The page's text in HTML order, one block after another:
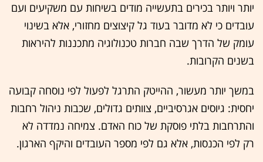
יותר ויותר בכירים בתעשייה מודים בשיחות עם משקיעים ועם
עובדים כי לא מדובר בעוד גל קיצוצים מחזורי, אלא בשינוי
עומק של הדרך שבה חברות טכנולוגיה מתכננות להיראות
בשנים הקרובות.
במשך יותר מעשור, ההייטק התרגל לפעול לפי נוסחה קבועה
יחסית: גיוסים אגרסיביים, צוותים גדולים, שכבות ניהול רחבות
והתרחבות בלתי פוסקת של כוח האדם. צמיחה נמדדה לא
רק לפי הכנסות, אלא גם לפי מספר העובדים והיקף הארגון.